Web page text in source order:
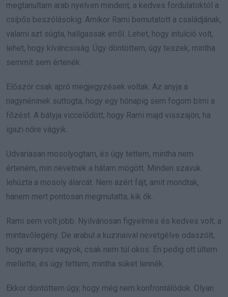
megtanultam arab nyelven mindent, a kedves fordulatoktól a
csípős beszólásokig. Amikor Rami bemutatott a családjának,
valami azt súgta, hallgassak erről. Lehet, hogy intuíció volt,
lehet, hogy kíváncsiság. Úgy döntöttem, úgy teszek, mintha
semmit sem értenék.
Először csak apró megjegyzések voltak. Az anyja a
nagynéninek suttogta, hogy egy hónapig sem fogom bírni a
főzést. A bátyja viccelődött, hogy Rami majd visszajön, ha
igazi nőre vágyik.
Udvariasan mosolyogtam, és úgy tettem, mintha nem
érteném, min nevetnek a hátam mögött. Minden szavuk
lehúzta a mosoly álarcát. Nem azért fájt, amit mondtak,
hanem mert pontosan megmutatta, kik ők.
Rami sem volt jobb. Nyilvánosan figyelmes és kedves volt, a
mintavőlegény. De arabul a kuzinaival nevetgélve odaszólt,
hogy aranyos vagyok, csak nem túl okos. Én pedig ott ültem
mellette, és úgy tettem, mintha süket lennék.
Ekkor döntöttem úgy, hogy még nem konfrontálódok. Olyan